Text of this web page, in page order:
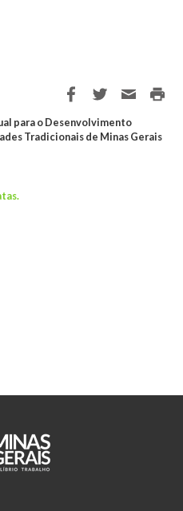
para o Desenvolvimento
Tradicionais de Minas Gerais